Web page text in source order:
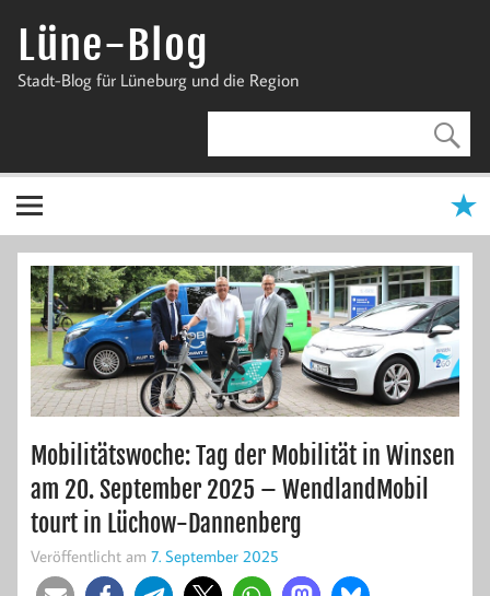
InhaltLüne-Blog
Stadt-Blog für Lüneburg und die Region
Mobilitätswoche: Tag der Mobilität in Winsen
am 20. September 2025 – WendlandMobil
tourt in Lüchow-Dannenberg
Veröffentlicht am 7. September 2025